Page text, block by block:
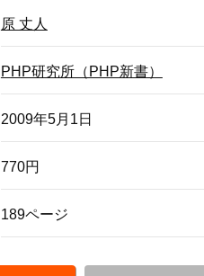
原 丈人
PHP研究所（PHP新書）
2009年5月1日
770円
189ページ